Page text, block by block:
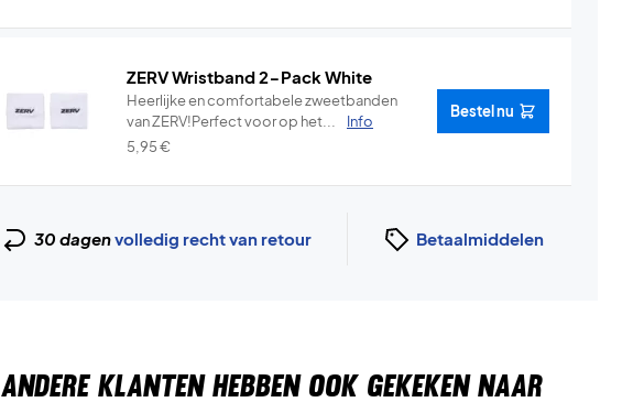
ZERV Wristband 2-Pack White
Heerlijke en comfortabele zweetbanden
van ZERV!Perfect voor op het...
Info
5,95€
Bestel nu
30 dagenvolledig recht van retour Betaalmiddelen
ANDERE KLANTEN HEBBEN OOK GEKEKEN NAAR